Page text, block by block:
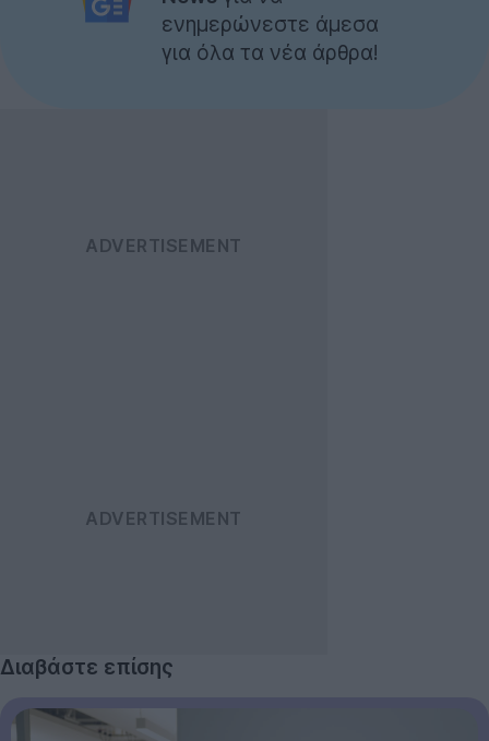
ενημερώνεστε άμεσα
για όλα τα νέα άρθρα!
Διαβάστε επίσης